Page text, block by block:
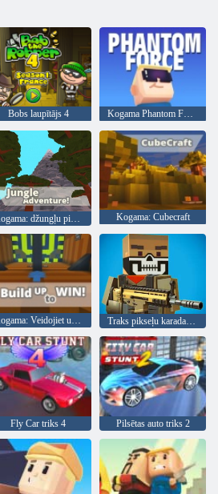
Bobs laupītājs 4 Kogama Phantom Force
Kogama: džungļu piedzīvojums Kogama: Cubecraft
Kogama: Veidojiet uzvaru Traks pikseļu karadarbība
Fly Car triks 4 Pilsētas auto triks 2